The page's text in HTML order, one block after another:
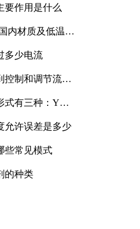
要作用是什么
内材质及低温冲
多少电流
控制和调节流量
式有三种：Y
允许误差是多少
些常见模式
的种类